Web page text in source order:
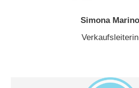
Simona Marino
Verkaufsleiterin